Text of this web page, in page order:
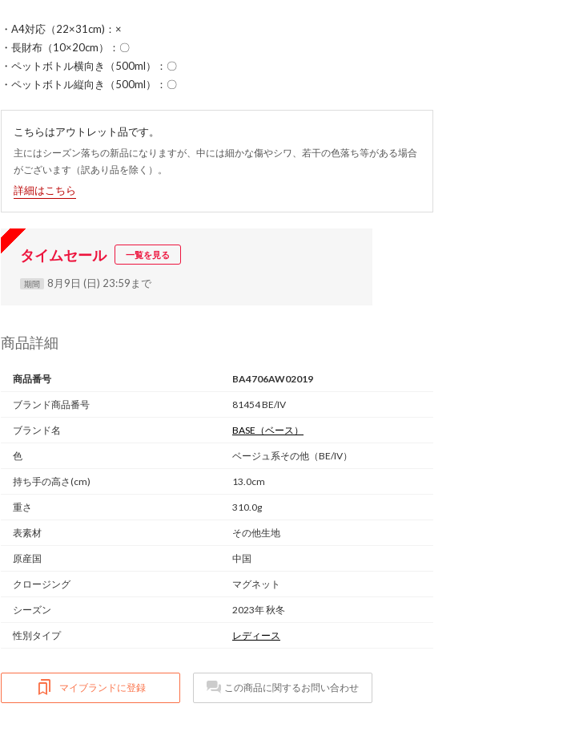
・A4対応（22×31cm)：×
・長財布（10×20cm）：〇
・ペットボトル横向き（500ml）：〇
・ペットボトル縦向き（500ml）：〇
こちらはアウトレット品です。
主にはシーズン落ちの新品になりますが、中には細かな傷やシワ、若干の色落ち等がある場合
がございます（訳あり品を除く）。
詳細はこちら
タイムセール 一覧を見る
期間 8月9日 (日) 23:59まで
商品詳細
商品番号 BA4706AW02019
ブランド商品番号 81454 BE/IV
ブランド名 BASE （ベース）
色 ベージュ系その他（BE/IV）
持ち手の高さ(cm) 13.0cm
重さ 310.0g
表素材 その他生地
原産国 中国
クロージング マグネット
シーズン 2023年 秋冬
性別タイプ レディース
マイブランドに登録 この商品に関するお問い合わせ